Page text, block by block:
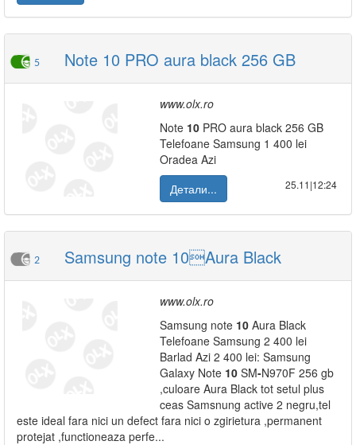
5 Note 10 PRO aura black 256 GB
www.olx.ro
Note 10 PRO aura black 256 GB
Telefoane Samsung 1 400 lei
Oradea Azi
Детали...
25.11|12:24
2 Samsung note 10Aura Black
www.olx.ro
Samsung note 10 Aura Black
Telefoane Samsung 2 400 lei
Barlad Azi 2 400 lei: Samsung
Galaxy Note 10 SM-N970F 256 gb
,culoare Aura Black tot setul plus
ceas Samsnung active 2 negru,tel
este ideal fara nici un defect fara nici o zgirietura ,permanent
protejat ,functioneaza perfe...